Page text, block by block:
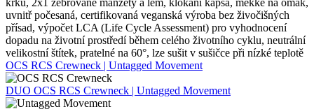
krku, 2x1 žebrované manžety a lem, klokaní kapsa, měkké na omak,
uvnitř počesaná, certifikovaná veganská výroba bez živočišných
přísad, výpočet LCA (Life Cycle Assessment) pro vyhodnocení
dopadu na životní prostředí během celého životního cyklu, neutrální
velikostní štítek, pratelné na 60°, lze sušit v sušičce při nízké teplotě
OCS RCS Crewneck | Untagged Movement
DUO OCS RCS Crewneck | Untagged Movement